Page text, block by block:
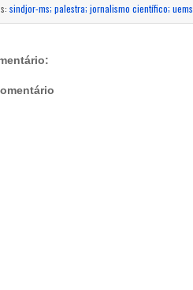
sindjor-ms; palestra; jornalismo científico; uems